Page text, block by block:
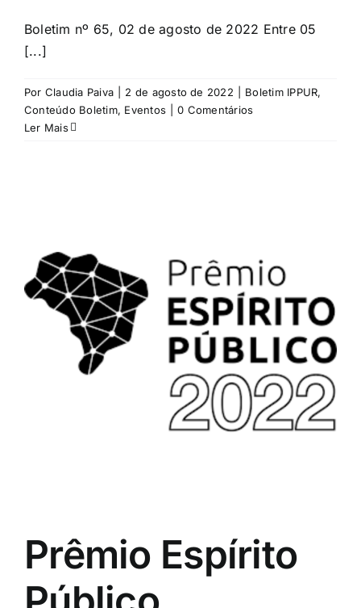
Boletim nº 65, 02 de agosto de 2022 Entre 05
[...]
Por Claudia Paiva 2 de agosto de 2022 Boletim IPPUR,
Conteúdo Boletim, Eventos
0 Comentários
Ler Mais
Prêmio Espírito